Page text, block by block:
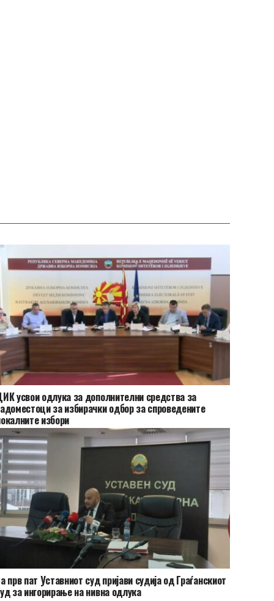
усвои одлука за дополнителни средства за
за избирачки одбор за спроведените
избори
прв пат Уставниот суд пријави судија од Граѓанскиот
за ингорирање на нивна одлука